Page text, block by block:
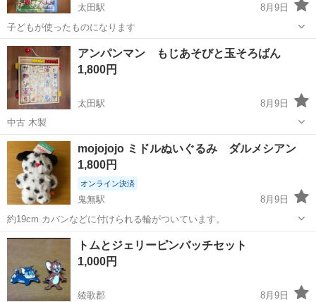
太田駅
8月9日
子どもが使ったものになります
香川 高松市 太田駅 パズル
アンパンマン もじあそびと玉そろばん
1,800円
太田駅
8月9日
中古 木製
香川 高松市 太田駅 おもちゃ
mojojojo ミドルぬいぐるみ ダルメシアン
1,800円
オンライン決済
鬼無駅
8月9日
約19cm カバンなどに付けられる輪がついています。
香川 高松市 おもちゃ
トムとジェリーピンバッチセット
1,000円
綾歌郡
8月9日